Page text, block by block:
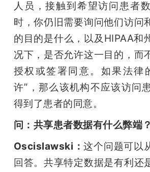
人员，接触到希望访问患者
时，你仍旧需要询问他们访问
的目的是什么，以及HIPAA和
况下，是否允许这一目的，而
授权或签署同意。如果法律
许”，那么该机构不应该访问
得到了患者的同意。
问：共享患者数据有什么弊端？
Oscislawski：这个问题可以
回答。共享特定数据是有利还